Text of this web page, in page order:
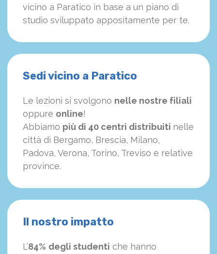
vicino a Paratico in base a un piano di
studio sviluppato appositamente per te.
Sedi vicino a Paratico
Le lezioni si svolgono nelle nostre filiali
oppure online!
Abbiamo più di 40 centri distribuiti nelle
città di Bergamo, Brescia, Milano,
Padova, Verona, Torino, Treviso e relative
province.
Il nostro impatto
L’84% degli studenti che hanno